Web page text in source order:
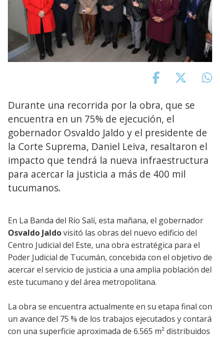
Durante una recorrida por la obra, que se
encuentra en un 75% de ejecución, el
gobernador Osvaldo Jaldo y el presidente de
la Corte Suprema, Daniel Leiva, resaltaron el
impacto que tendrá la nueva infraestructura
para acercar la justicia a más de 400 mil
tucumanos.
En La Banda del Río Salí, esta mañana, el gobernador
Osvaldo Jaldovisitó las obras del nuevo edificio del
Centro Judicial del Este, una obra estratégica para el
Poder Judicial de Tucumán, concebida con el objetivo de
acercar el servicio de justicia a una amplia población del
este tucumano y del área metropolitana.
La obra se encuentra actualmente en su etapa final con
un avance del 75 % de los trabajos ejecutados y contará
con una superficie aproximada de 6.565 m² distribuidos